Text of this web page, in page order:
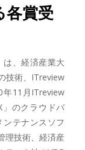
各賞受
は、経済産業大
技術、ITreview
年11月ITreview
」のクラウドバ
テナンスソフ
理技術、経済産